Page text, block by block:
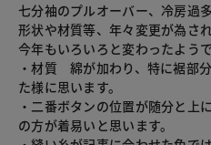
七分袖のプルオーバー、冷房過
形状や材質等、年々変更が為さ
今年もいろいろと変わったようで
・材質 綿が加わり、特に裾部
た様に思います。
・二番ボタンの位置が随分と上
の方が着易いと思います。